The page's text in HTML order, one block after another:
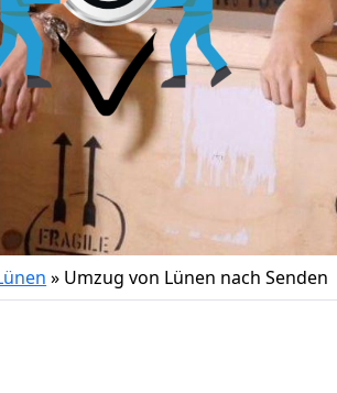
» Umzug von Lünen nach Senden